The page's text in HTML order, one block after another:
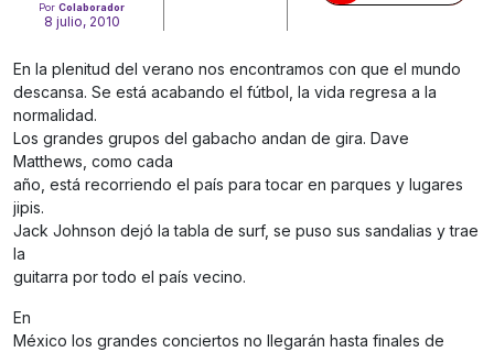
PorColaborador
8 julio, 2010
En la plenitud del verano nos encontramos con que el mundo
descansa. Se está acabando el fútbol, la vida regresa a la
normalidad.
Los grandes grupos del gabacho andan de gira. Dave
Matthews, como cada
año, está recorriendo el país para tocar en parques y lugares
jipis.
Jack Johnson dejó la tabla de surf, se puso sus sandalias y trae
la
guitarra por todo el país vecino.
En
México los grandes conciertos no llegarán hasta finales de